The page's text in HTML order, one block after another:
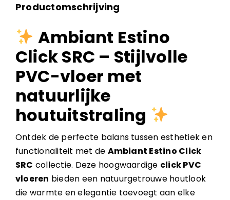
Productomschrijving
Ambiant Estino
Click SRC – Stijlvolle
PVC-vloer met
natuurlijke
houtuitstraling
Ontdek de perfecte balans tussen esthetiek en
functionaliteit met de Ambiant Estino Click
SRC collectie. Deze hoogwaardige click PVC
vloeren bieden een natuurgetrouwe houtlook
die warmte en elegantie toevoegt aan elke